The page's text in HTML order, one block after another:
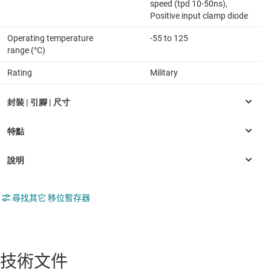
speed (tpd 10-50ns),
Positive input clamp diode
Operating temperature
range (°C)
-55 to 125
Rating Military
尋找其它 移位暫存器
技術文件